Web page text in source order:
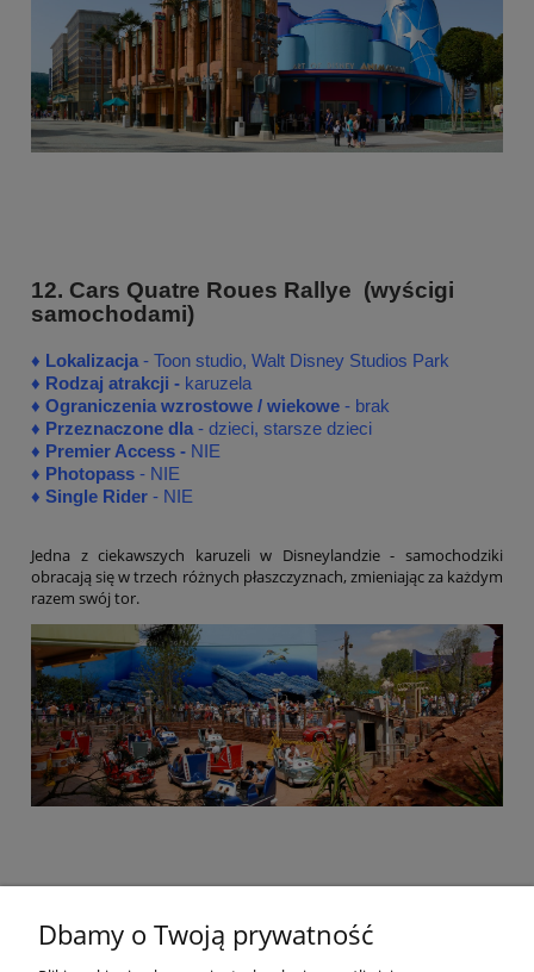
12. Cars Quatre Roues Rallye (wyścigi
samochodami)
♦ Lokalizacja - Toon studio, Walt Disney Studios Park
♦ Rodzaj atrakcji - karuzela
♦ Ograniczenia wzrostowe / wiekowe - brak
♦ Przeznaczone dla - dzieci, starsze dzieci
♦ Premier Access - NIE
♦ Photopass - NIE
♦ Single Rider - NIE
Jedna z ciekawszych karuzeli w Disneylandzie - samochodziki
obracają się w trzech różnych płaszczyznach, zmieniając za każdym
razem swój tor.
Dbamy o Twoją prywatność